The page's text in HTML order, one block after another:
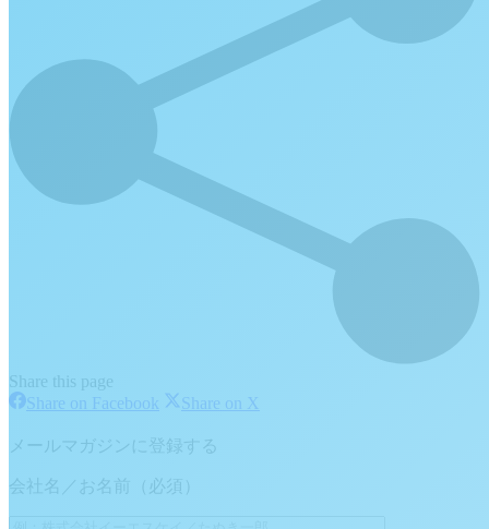
Share this page
Share on Facebook Share
Facebook
Share on X
メールマガジンに登録する
会社名／お名前（必須）